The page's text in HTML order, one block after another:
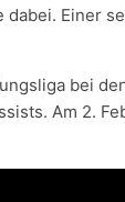
Einer
bei
Am 2.